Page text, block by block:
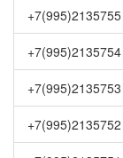
+7(995)2135755
+7(995)2135754
+7(995)2135753
+7(995)2135752